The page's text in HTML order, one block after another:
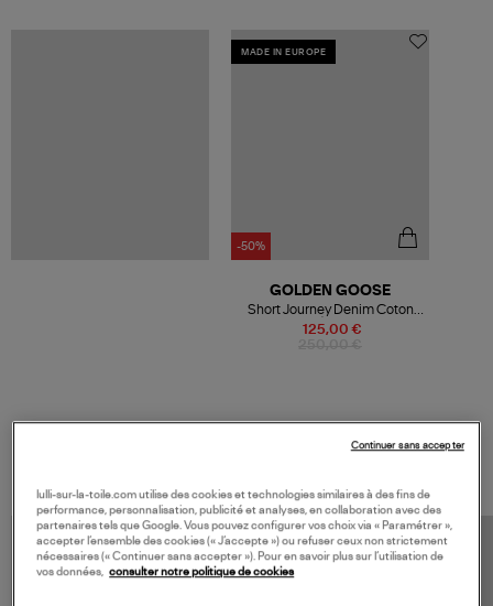
MADE IN EUROPE
-50%
125,00 €
GOLDEN GOOSE
Short Journey Denim Coton
Écru
lulli-sur-la-toile.com utilise des cookies et technologies similaires à des fins de
performance, personnalisation, publicité et analyses, en collaboration avec des
partenaires tels que Google. Vous pouvez configurer vos choix via « Paramétrer »,
accepter l’ensemble des cookies (« J’accepte ») ou refuser ceux non strictement
nécessaires (« Continuer sans accepter »). Pour en savoir plus sur l’utilisation de
vos données, consulter notre politique de cookies
Continuer sans accepter